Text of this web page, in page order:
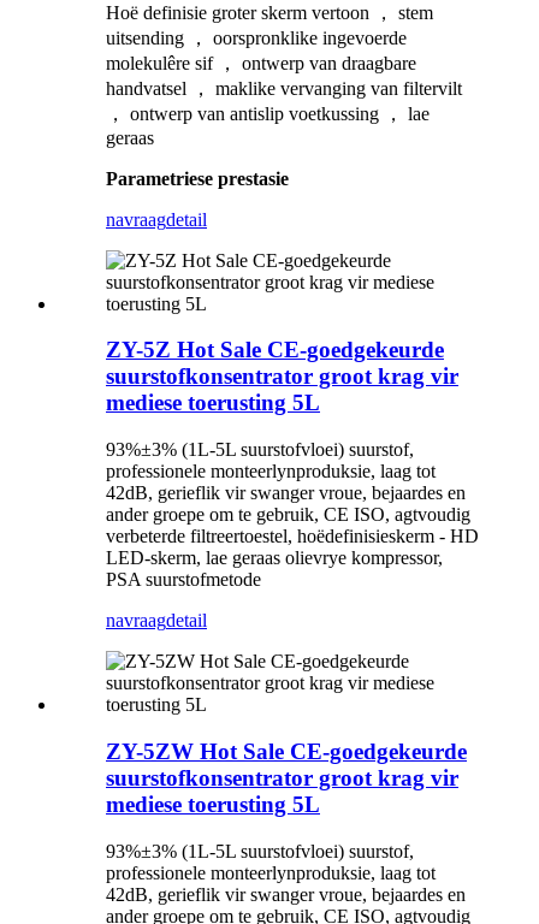
Hoë definisie groter skerm vertoon ， stem
uitsending ， oorspronklike ingevoerde
molekulêre sif ， ontwerp van draagbare
handvatsel ， maklike vervanging van filtervilt
， ontwerp van antislip voetkussing ， lae
geraas
Parametriese prestasie
navraagdetail
ZY-5Z Hot Sale CE-goedgekeurde
suurstofkonsentrator groot krag vir
mediese toerusting 5L
93%±3% (1L-5L suurstofvloei) suurstof,
professionele monteerlynproduksie, laag tot
42dB, gerieflik vir swanger vroue, bejaardes en
ander groepe om te gebruik, CE ISO, agtvoudig
verbeterde filtreertoestel, hoëdefinisieskerm - HD
LED-skerm, lae geraas olievrye kompressor,
PSA suurstofmetode
navraagdetail
ZY-5ZW Hot Sale CE-goedgekeurde
suurstofkonsentrator groot krag vir
mediese toerusting 5L
93%±3% (1L-5L suurstofvloei) suurstof,
professionele monteerlynproduksie, laag tot
42dB, gerieflik vir swanger vroue, bejaardes en
ander groepe om te gebruik, CE ISO, agtvoudig